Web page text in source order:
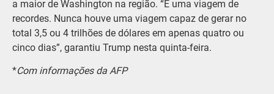
a maior de Washington na região. “É uma viagem de
recordes. Nunca houve uma viagem capaz de gerar no
total 3,5 ou 4 trilhões de dólares em apenas quatro ou
cinco dias”, garantiu Trump nesta quinta-feira.
*Com informações da AFP